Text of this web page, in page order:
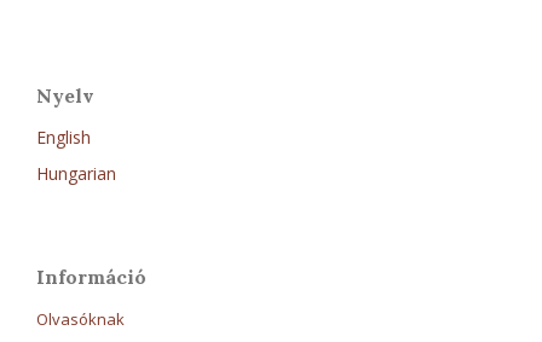
Nyelv
English
Hungarian
Információ
Olvasóknak